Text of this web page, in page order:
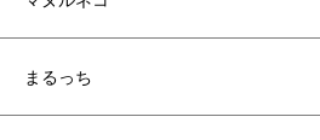
まるっち